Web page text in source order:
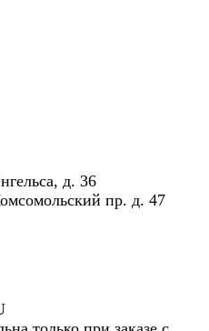
д. 36
пр. д. 47